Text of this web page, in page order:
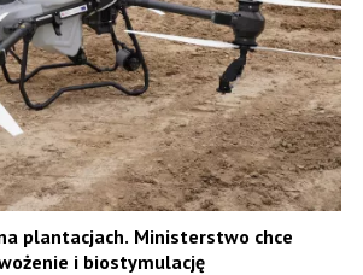
plantacjach. Ministerstwo chce
i biostymulację